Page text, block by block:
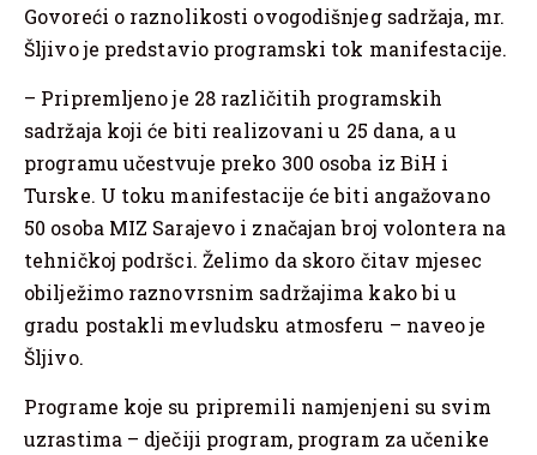
Govoreći o raznolikosti ovogodišnjeg sadržaja, mr.
Šljivo je predstavio programski tok manifestacije.
– Pripremljeno je 28 različitih programskih
sadržaja koji će biti realizovani u 25 dana, a u
programu učestvuje preko 300 osoba iz BiH i
Turske. U toku manifestacije će biti angažovano
50 osoba MIZ Sarajevo i značajan broj volontera na
tehničkoj podršci. Želimo da skoro čitav mjesec
obilježimo raznovrsnim sadržajima kako bi u
gradu postakli mevludsku atmosferu – naveo je
Šljivo.
Programe koje su pripremili namjenjeni su svim
uzrastima – dječiji program, program za učenike